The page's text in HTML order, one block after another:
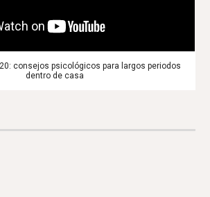
consejos psicológicos para largos periodos
dentro de casa